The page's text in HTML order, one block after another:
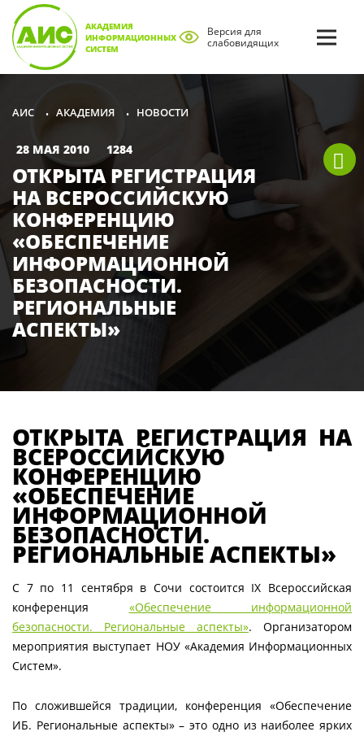
АКАДЕМИЯ
ИНФОРМАЦИОННЫХ
СИСТЕМ
Версия для
слабовидящих
АИС • АКАДЕМИЯ • НОВОСТИ
28 МАЯ 2010 1284
ОТКРЫТА РЕГИСТРАЦИЯ
НА ВСЕРОССИЙСКУЮ
КОНФЕРЕНЦИЮ
«ОБЕСПЕЧЕНИЕ
ИНФОРМАЦИОННОЙ
БЕЗОПАСНОСТИ.
РЕГИОНАЛЬНЫЕ
АСПЕКТЫ»
ОТКРЫТА РЕГИСТРАЦИЯ НА
ВСЕРОССИЙСКУЮ
КОНФЕРЕНЦИЮ
«ОБЕСПЕЧЕНИЕ
ИНФОРМАЦИОННОЙ
БЕЗОПАСНОСТИ.
РЕГИОНАЛЬНЫЕ АСПЕКТЫ»
C 7 по 11 сентября в Сочи состоится IX Всероссийская
конференция «Обеспечение информационной
безопасности. Региональные аспекты». Организатором
мероприятия выступает НОУ «Академия Информационных
Систем».
По сложившейся традиции, конференция «Обеспечение
ИБ. Региональные аспекты» – это одно из наиболее ярких